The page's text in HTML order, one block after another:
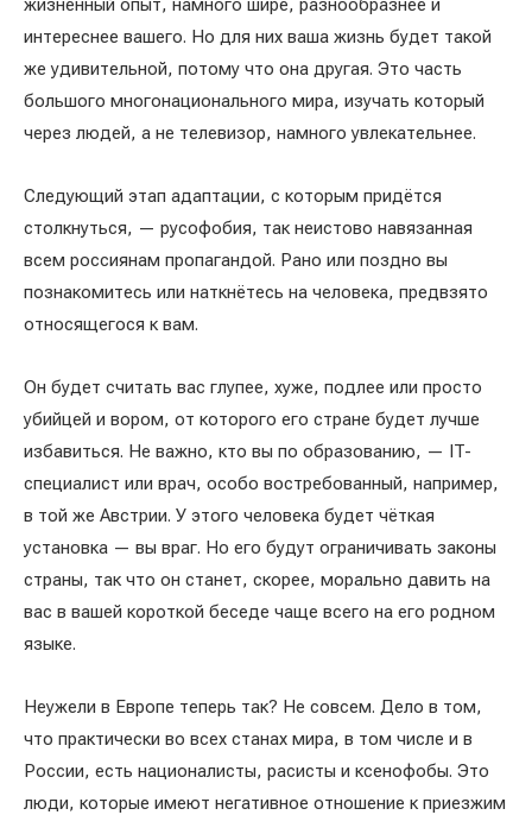
жизненный опыт, намного шире, разнообразнее и
интереснее вашего. Но для них ваша жизнь будет такой
же удивительной, потому что она другая. Это часть
большого многонационального мира, изучать который
через людей, а не телевизор, намного увлекательнее.
Следующий этап адаптации, с которым придётся
столкнуться, — русофобия, так неистово навязанная
всем россиянам пропагандой. Рано или поздно вы
познакомитесь или наткнётесь на человека, предвзято
относящегося к вам.
Он будет считать вас глупее, хуже, подлее или просто
убийцей и вором, от которого его стране будет лучше
избавиться. Не важно, кто вы по образованию, — IT-
специалист или врач, особо востребованный, например,
в той же Австрии. У этого человека будет чёткая
установка — вы враг. Но его будут ограничивать законы
страны, так что он станет, скорее, морально давить на
вас в вашей короткой беседе чаще всего на его родном
языке.
Неужели в Европе теперь так? Не совсем. Дело в том,
что практически во всех станах мира, в том числе и в
России, есть националисты, расисты и ксенофобы. Это
люди, которые имеют негативное отношение к приезжим